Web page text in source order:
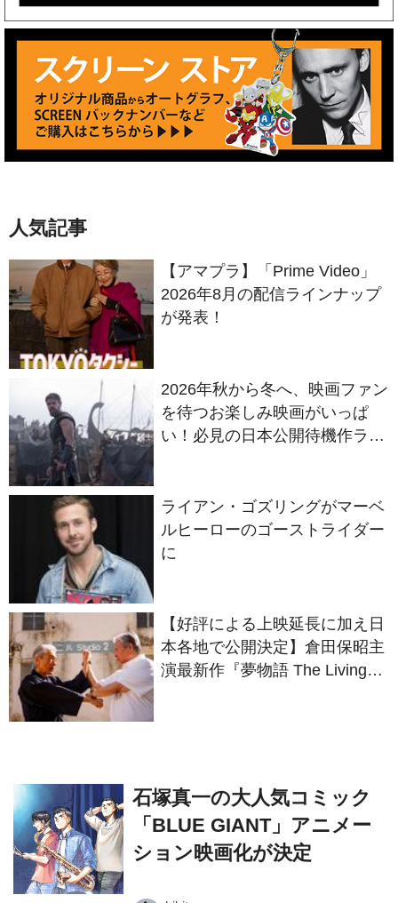
人気記事
【アマプラ】「Prime Video」
2026年8月の配信ラインナップ
が発表！
2026年秋から冬へ、映画ファン
を待つお楽しみ映画がいっぱ
い！必見の日本公開待機作ライ
ライアン・ゴズリングがマーベ
ルヒーローのゴーストライダー
に
【好評による上映延長に加え日
本各地で公開決定】倉田保昭主
演最新作『夢物語 The Living
⽯塚真⼀の大人気コミック
「BLUE GIANT」アニメー
ション映画化が決定